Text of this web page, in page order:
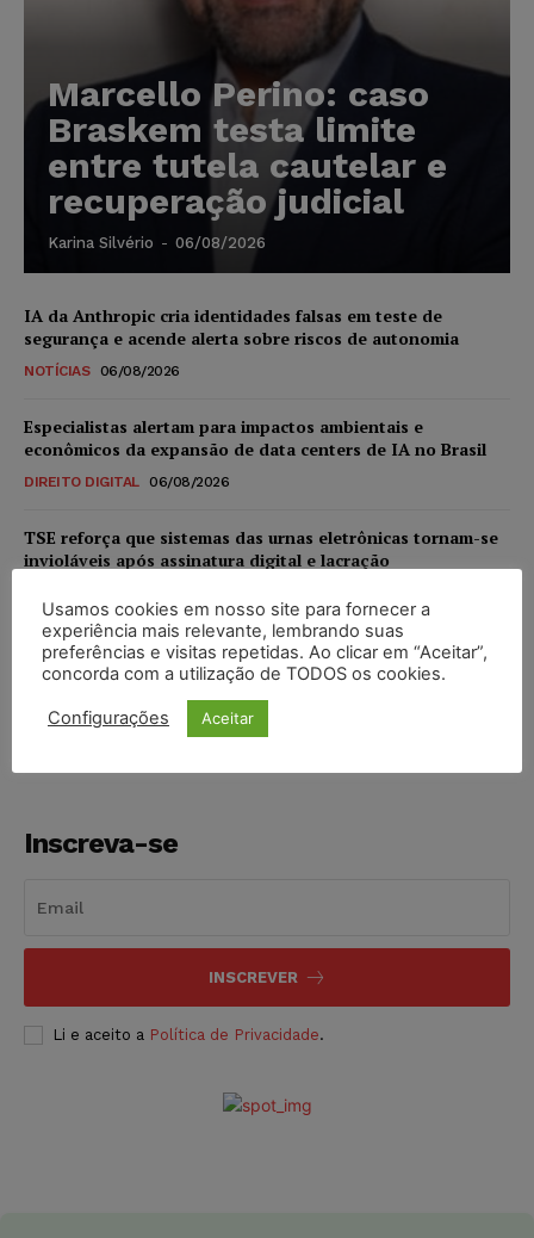
Marcello Perino: caso
Braskem testa limite
entre tutela cautelar e
recuperação judicial
Karina Silvério - 06/08/2026
IA da Anthropic cria identidades falsas em teste de
segurança e acende alerta sobre riscos de autonomia
NOTÍCIAS 06/08/2026
Especialistas alertam para impactos ambientais e
econômicos da expansão de data centers de IA no Brasil
DIREITO DIGITAL 06/08/2026
TSE reforça que sistemas das urnas eletrônicas tornam-se
invioláveis após assinatura digital e lacração
STF inicia julgamento sobre constitucionalidade da
proibição dos jogos de azar no Brasil
Inscreva-se
INSCREVER
Li e aceito a Política de Privacidade.
Usamos cookies em nosso site para fornecer a
experiência mais relevante, lembrando suas
preferências e visitas repetidas. Ao clicar em “Aceitar”,
concorda com a utilização de TODOS os cookies.
Configurações Aceitar